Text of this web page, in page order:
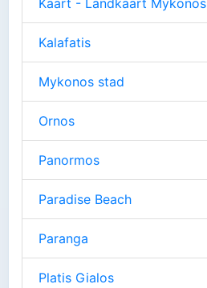
Kaart - Landkaart Mykonos
Kalafatis
Mykonos stad
Ornos
Panormos
Paradise Beach
Paranga
Platis Gialos